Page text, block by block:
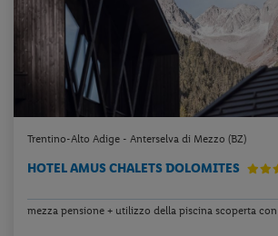
Trentino-Alto Adige - Anterselva di Mezzo (BZ)
HOTEL AMUS CHALETS DOLOMITES
mezza pensione + utilizzo della piscina scoperta